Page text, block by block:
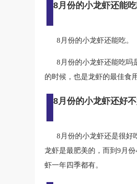
8月份的小龙虾还能
8月份的小龙虾还能吃。
8月份的小龙虾还能吃吗
的时候，也是龙虾的最佳食
8月份的小龙虾还好
8月份的小龙虾还是很好
龙虾是最肥美的，而到9月
虾一年四季都有。